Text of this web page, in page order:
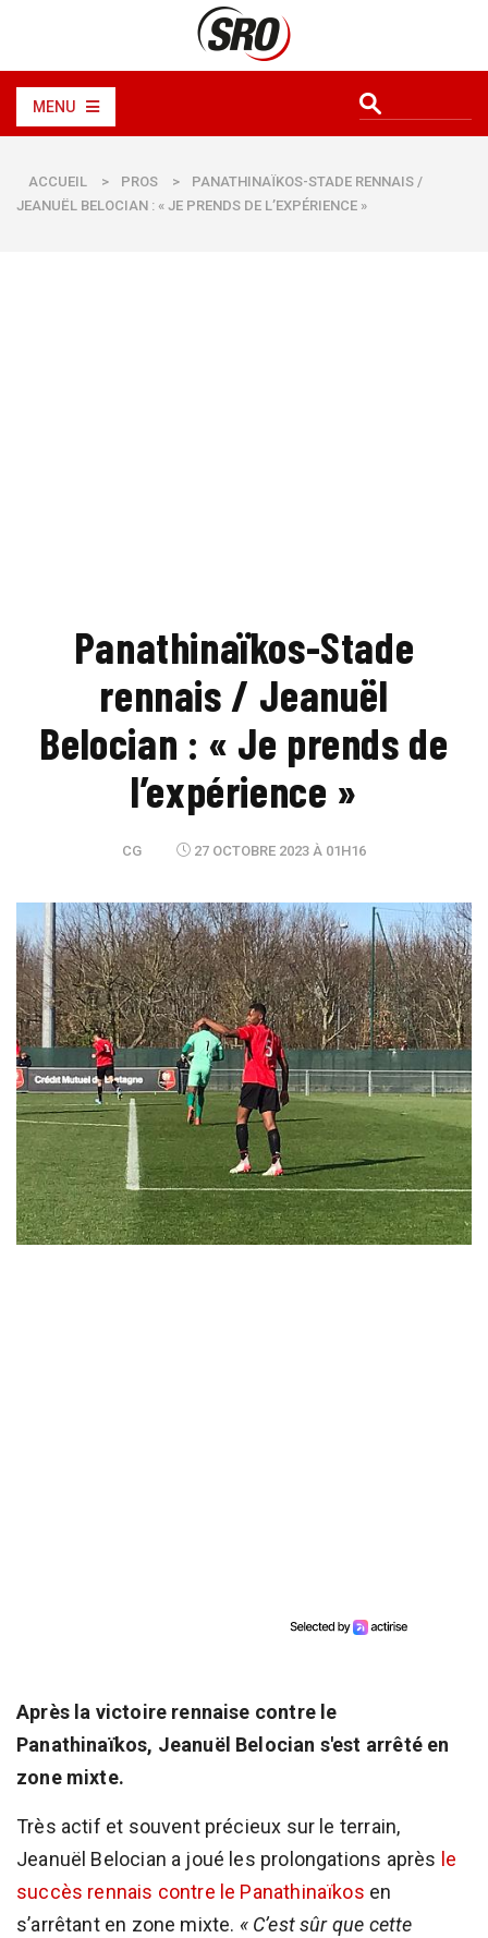
MENU
ACCUEIL > PROS >
PANATHINAÏKOS-STADE RENNAIS /
JEANUËL BELOCIAN : « JE PRENDS DE L’EXPÉRIENCE »
Panathinaïkos-Stade
rennais / Jeanuël
Belocian : « Je prends de
l’expérience »
CG 27 OCTOBRE 2023 À 01H16
Après la victoire rennaise contre le
Panathinaïkos, Jeanuël Belocian s'est arrêté en
zone mixte.
Très actif et souvent précieux sur le terrain,
Jeanuël Belocian a joué les prolongations après le
succès rennais contre le Panathinaïkos en
s’arrêtant en zone mixte. « C’est sûr que cette